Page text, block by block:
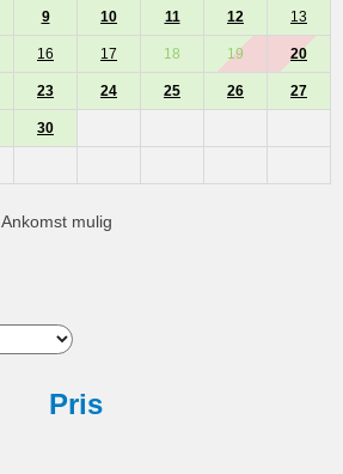
9 10 11 12 13
16 17 18 19 20
23 24 25 26 27
30
Ankomst mulig
Pris